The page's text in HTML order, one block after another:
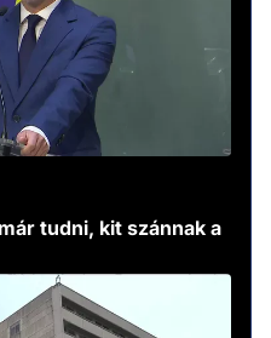
tudni, kit szánnak a